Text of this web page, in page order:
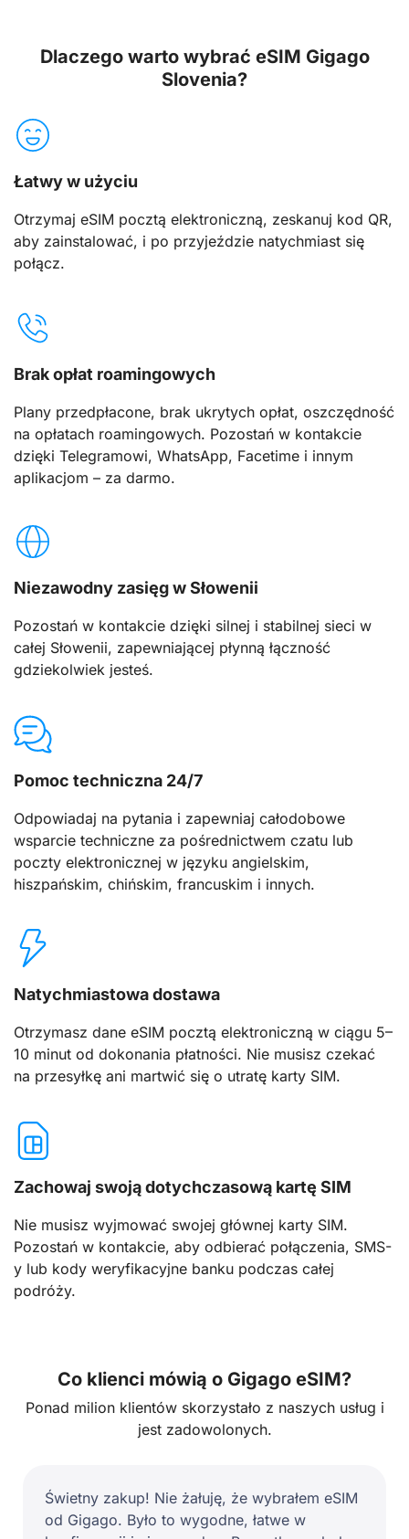
Dlaczego warto wybrać eSIM Gigago
Slovenia?
Łatwy w użyciu
Otrzymaj eSIM pocztą elektroniczną, zeskanuj kod QR,
aby zainstalować, i po przyjeździe natychmiast się
połącz.
Brak opłat roamingowych
Plany przedpłacone, brak ukrytych opłat, oszczędność
na opłatach roamingowych. Pozostań w kontakcie
dzięki Telegramowi, WhatsApp, Facetime i innym
aplikacjom – za darmo.
Niezawodny zasięg w Słowenii
Pozostań w kontakcie dzięki silnej i stabilnej sieci w
całej Słowenii, zapewniającej płynną łączność
gdziekolwiek jesteś.
Pomoc techniczna 24/7
Odpowiadaj na pytania i zapewniaj całodobowe
wsparcie techniczne za pośrednictwem czatu lub
poczty elektronicznej w języku angielskim,
hiszpańskim, chińskim, francuskim i innych.
Natychmiastowa dostawa
Otrzymasz dane eSIM pocztą elektroniczną w ciągu 5–
10 minut od dokonania płatności. Nie musisz czekać
na przesyłkę ani martwić się o utratę karty SIM.
Zachowaj swoją dotychczasową kartę SIM
Nie musisz wyjmować swojej głównej karty SIM.
Pozostań w kontakcie, aby odbierać połączenia, SMS-
y lub kody weryfikacyjne banku podczas całej
podróży.
Co klienci mówią o Gigago eSIM?
Ponad milion klientów skorzystało z naszych usług i
jest zadowolonych.
Świetny zakup! Nie żałuję, że wybrałem eSIM
od Gigago. Było to wygodne, łatwe w